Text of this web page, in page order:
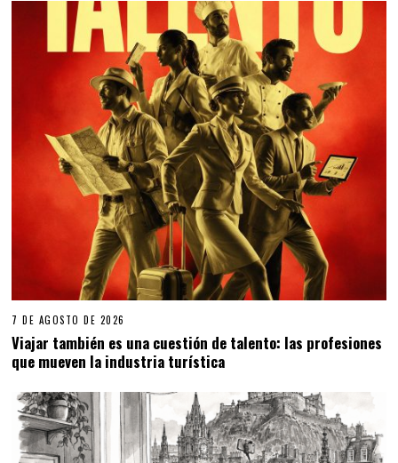
7 DE AGOSTO DE 2026
Viajar también es una cuestión de talento: las profesiones
que mueven la industria turística